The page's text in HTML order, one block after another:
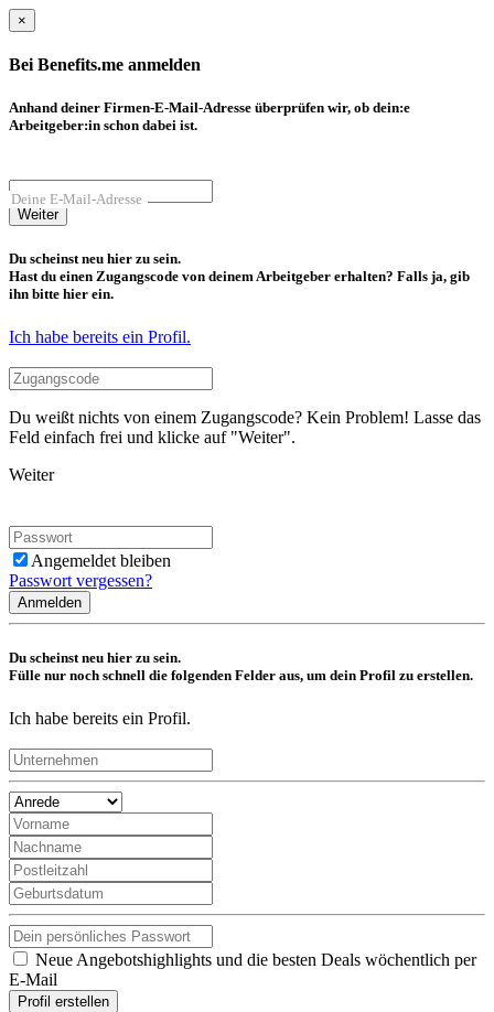
×
Bei Benefits.me anmelden
Anhand deiner Firmen-E-Mail-Adresse überprüfen wir, ob dein:e
Arbeitgeber:in schon dabei ist.
Deine E-Mail-Adresse
Weiter
Du scheinst neu hier zu sein.
Hast du einen Zugangscode von deinem Arbeitgeber erhalten? Falls ja, gib
ihn bitte hier ein.
Ich habe bereits ein Profil.
Du weißt nichts von einem Zugangscode? Kein Problem! Lasse das
Feld einfach frei und klicke auf "Weiter".
Weiter
Angemeldet bleiben
Passwort vergessen?
Anmelden
Du scheinst neu hier zu sein.
Fülle nur noch schnell die folgenden Felder aus, um dein Profil zu erstellen.
Ich habe bereits ein Profil.
Neue Angebotshighlights und die besten Deals wöchentlich per
E-Mail
Profil erstellen